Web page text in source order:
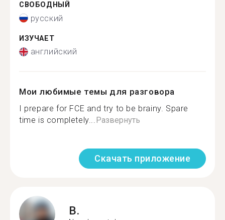
СВОБОДНЫЙ
русский
ИЗУЧАЕТ
английский
Мои любимые темы для разговора
I prepare for FCE and try to be brainy. Spare
time is completely...Развернуть
Скачать приложение
B.